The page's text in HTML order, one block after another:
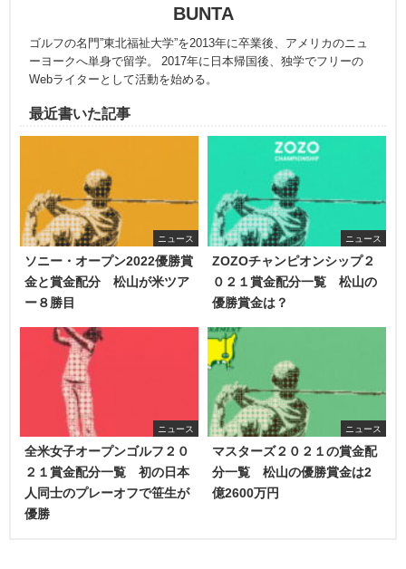
BUNTA
ゴルフの名門”東北福祉大学”を2013年に卒業後、アメリカのニュ
ーヨークへ単身で留学。 2017年に日本帰国後、独学でフリーの
Webライターとして活動を始める。
最近書いた記事
ニュース
ソニー・オープン2022優勝賞
金と賞金配分 松山が米ツア
ー８勝目
ニュース
ZOZOチャンピオンシップ２
０２１賞金配分一覧 松山の
優勝賞金は？
ニュース
全米女子オープンゴルフ２０
２１賞金配分一覧 初の日本
人同士のプレーオフで笹生が
優勝
ニュース
マスターズ２０２１の賞金配
分一覧 松山の優勝賞金は2
億2600万円